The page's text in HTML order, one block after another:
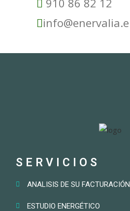
info@enervalia.e
SERVICIOS
ANALISIS DE SU FACTURACIÓN
ESTUDIO ENERGÉTICO